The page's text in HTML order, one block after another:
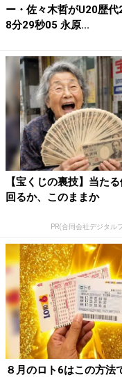
ー・佐々木哲がU20歴代
8分29秒05 永原...
【宝くじの裏技】当た
回るか、このままか
PR(合同会社デジタル
８月のロト6はこの方法